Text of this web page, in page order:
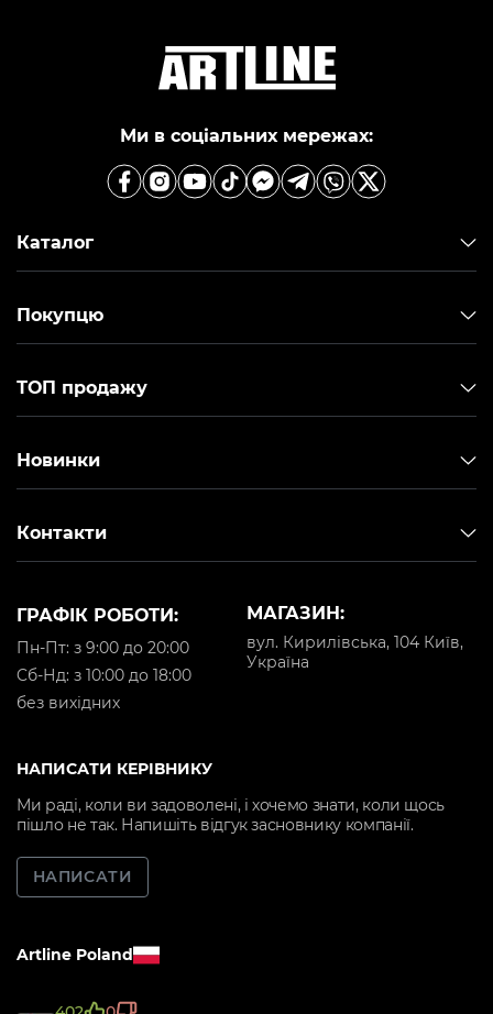
Ми в соціальних мережах:
Каталог
Покупцю
ТОП продажу
Новинки
Контакти
МАГАЗИН:
вул. Кирилівська, 104 Київ,
Україна
ГРАФІК РОБОТИ:
Пн-Пт: з 9:00 до 20:00
Cб-Нд: з 10:00 до 18:00
без вихідних
НАПИСАТИ КЕРІВНИКУ
Ми раді, коли ви задоволені, і хочемо знати, коли щось
пішло не так. Напишіть відгук засновнику компанії.
НАПИСАТИ
Artline Poland